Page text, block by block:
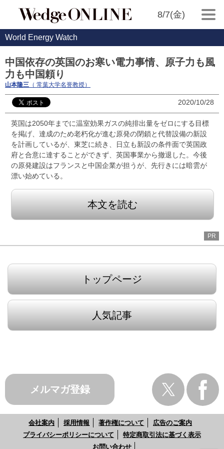
8/7(金)
World Energy Watch
中国依存の英国のお寒い電力事情、原子力も風
力も中国頼り
山本隆三 （ 常葉大学名誉教授）
2020/10/28
英国は2050年までに温室効果ガスの純排出量をゼロにする目標
を掲げ、達成のため老朽化が進む原発の閉鎖と代替設備の新設
を計画しているが、東芝に続き、日立も新設の条件面で英国政
府と合意に達することができず、英国事業から撤退した。今後
の原発建設はフランスと中国企業が担うが、先行きには暗雲が
漂い始めている。
本文を読む
PR
トップページ
人気記事
メルマガ登録
会社案内 採用情報 著作権について
広告のご案内
プライバシーポリシーについて
特定商取引法に基づく表示
お問い合わせ